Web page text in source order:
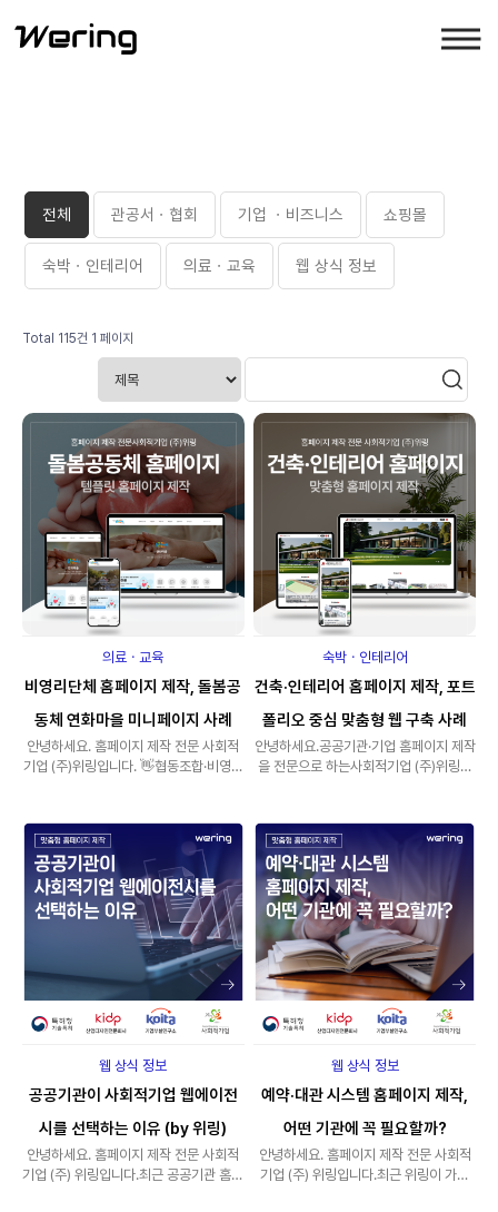
전체 관공서ㆍ협회 기업 ㆍ비즈니스 쇼핑몰
숙박ㆍ인테리어 의료ㆍ교육 웹 상식 정보
Total 115건 1 페이지
의료ㆍ교육
비영리단체 홈페이지 제작, 돌봄공
동체 연화마을 미니페이지 사례
​​​​안녕하세요. 홈페이지 제작 전문 사회적
기업 (주)위링입니다. 👋​협동조합·비영리
숙박ㆍ인테리어
건축·인테리어 홈페이지 제작, 포트
폴리오 중심 맞춤형 웹 구축 사례
안녕하세요.공공기관·기업 홈페이지 제작
을 전문으로 하는사회적기업 (주)위링입
웹 상식 정보
공공기관이 사회적기업 웹에이전
시를 선택하는 이유 (by 위링)
안녕하세요. 홈페이지 제작 전문 사회적
기업 (주) 위링입니다.최근 공공기관 홈페
웹 상식 정보
예약·대관 시스템 홈페이지 제작,
어떤 기관에 꼭 필요할까?
안녕하세요. 홈페이지 제작 전문 사회적
기업 (주) 위링입니다.최근 위링이 가장